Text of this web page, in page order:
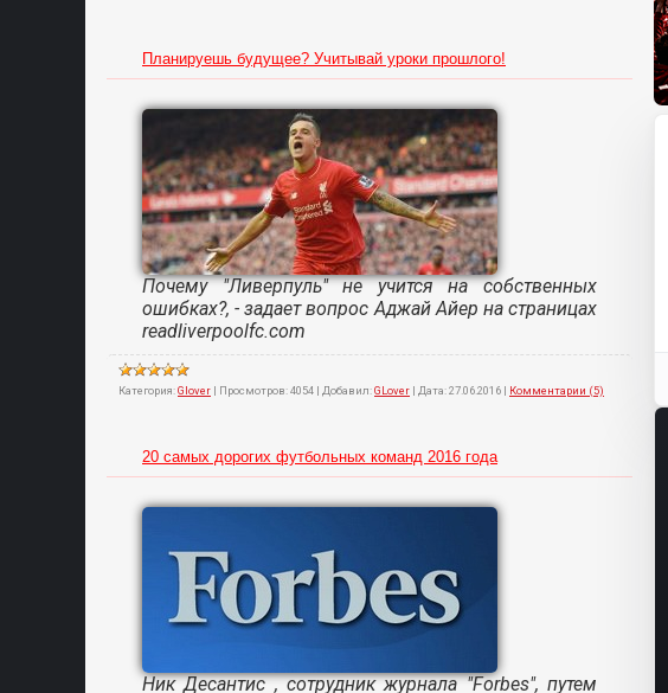
Планируешь будущее? Учитывай уроки прошлого!
Почему "Ливерпуль" не учится на собственных
ошибках?, - задает вопрос Аджай Айер на страницах
readliverpoolfc.com
Категория:Glover | Просмотров:4054 | Добавил:GLover | Дата:27.06.2016 | Комментарии (5)
20 самых дорогих футбольных команд 2016 года
Ник Десантис , сотрудник журнала "Forbes", путем